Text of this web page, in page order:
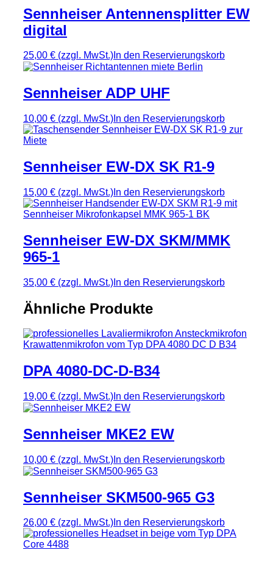
Sennheiser Antennensplitter EW
digital
25,00 € (zzgl. MwSt.) In den Reservierungskorb
Sennheiser ADP UHF
10,00 € (zzgl. MwSt.) In den Reservierungskorb
Sennheiser EW-DX SK R1-9
15,00 € (zzgl. MwSt.) In den Reservierungskorb
Sennheiser EW-DX SKM/MMK
965-1
35,00 € (zzgl. MwSt.) In den Reservierungskorb
Ähnliche Produkte
DPA 4080-DC-D-B34
19,00 € (zzgl. MwSt.) In den Reservierungskorb
Sennheiser MKE2 EW
10,00 € (zzgl. MwSt.) In den Reservierungskorb
Sennheiser SKM500-965 G3
26,00 € (zzgl. MwSt.) In den Reservierungskorb